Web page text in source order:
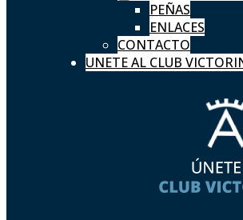
PEÑAS
ENLACES
CONTACTO
UNETE AL CLUB